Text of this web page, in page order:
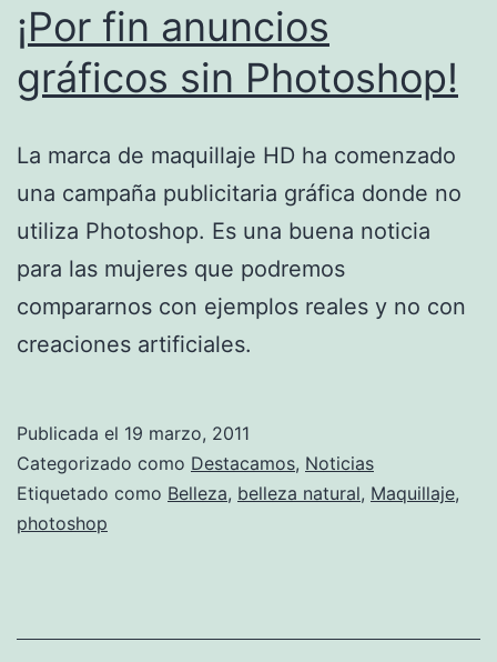
¡Por fin anuncios
gráficos sin Photoshop!
La marca de maquillaje HD ha comenzado
una campaña publicitaria gráfica donde no
utiliza Photoshop. Es una buena noticia
para las mujeres que podremos
compararnos con ejemplos reales y no con
creaciones artificiales.
Publicada el 19 marzo, 2011
Categorizado como Destacamos, Noticias
Etiquetado como Belleza, belleza natural, Maquillaje,
photoshop